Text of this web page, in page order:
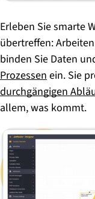
Erleben Sie smarte
übertreffen:
binden Sie Daten
Prozessen ein. Sie
durchgängigen
allem, was kommt.